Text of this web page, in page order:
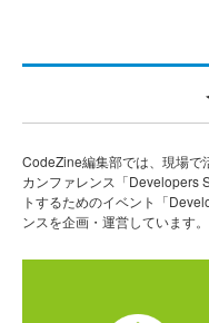
CodeZine編集部では、現場で
カンファレンス「Developers
トするためのイベント「
ンスを企画・運営しています。